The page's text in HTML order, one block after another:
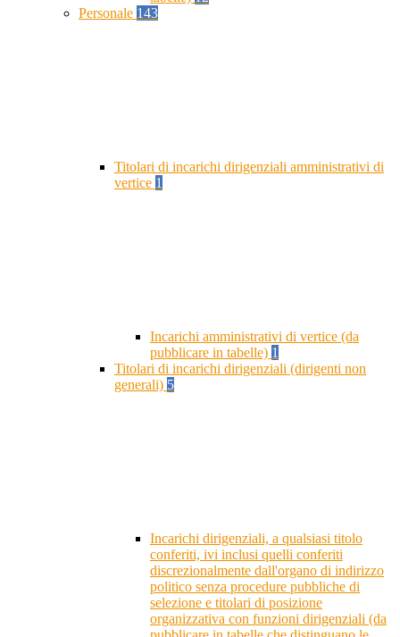
Personale 143
Titolari di incarichi dirigenziali amministrativi di
vertice 1
Incarichi amministrativi di vertice (da
pubblicare in tabelle) 1
Titolari di incarichi dirigenziali (dirigenti non
generali) 5
Incarichi dirigenziali, a qualsiasi titolo
conferiti, ivi inclusi quelli conferiti
discrezionalmente dall'organo di indirizzo
politico senza procedure pubbliche di
selezione e titolari di posizione
organizzativa con funzioni dirigenziali (da